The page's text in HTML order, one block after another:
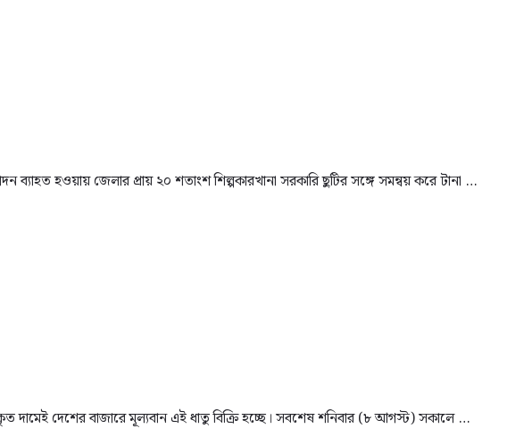
হওয়ায় জেলার প্রায় ২০ শতাংশ শিল্পকারখানা সরকারি ছুটির সঙ্গে সমন্বয় করে টানা …
দামেই দেশের বাজারে মূল্যবান এই ধাতু বিক্রি হচ্ছে। সবশেষ শনিবার (৮ আগস্ট) সকালে …